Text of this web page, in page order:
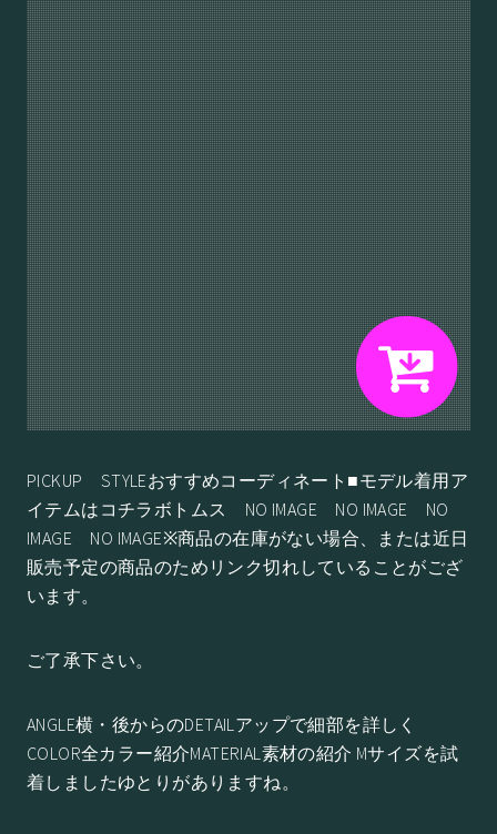
PICKUP STYLEおすすめコーディネート■モデル着用ア
イテムはコチラボトムス NO IMAGE NO IMAGE NO
IMAGE NO IMAGE※商品の在庫がない場合、または近日
販売予定の商品のためリンク切れしていることがござ
います。
ご了承下さい。
ANGLE横・後からのDETAILアップで細部を詳しく
COLOR全カラー紹介MATERIAL素材の紹介 Mサイズを試
着しましたゆとりがありますね。